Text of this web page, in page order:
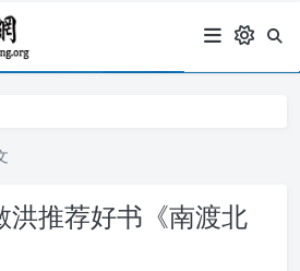
推荐好书《南渡北